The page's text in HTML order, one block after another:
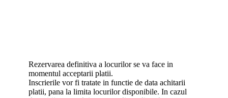
Rezervarea definitiva a locurilor se va face in
momentul acceptarii platii.
Inscrierile vor fi tratate in functie de data achitarii
platii, pana la limita locurilor disponibile. In cazul